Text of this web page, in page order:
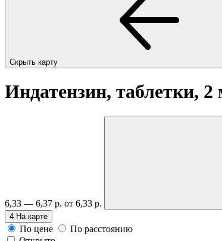
Скрыть карту
Индатензин, таблетки, 2
6,33 — 6,37 р. от 6,33 р.
4 На карте
По цене
По расстоянию